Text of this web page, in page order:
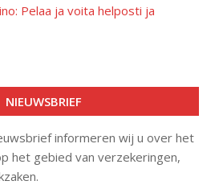
Pelaa ja voita helposti ja
NIEUWSBRIEF
informeren wij u over het
het gebied van verzekeringen,